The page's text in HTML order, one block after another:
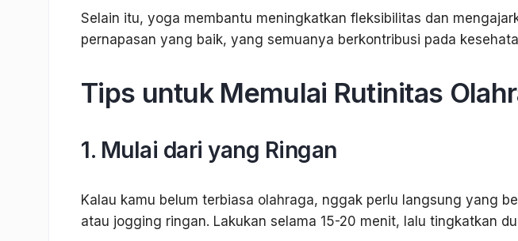
Selain itu, yoga membantu meningkatkan fleksibilitas dan
pernapasan yang baik, yang semuanya berkontribusi pada
Tips untuk Memulai Rutinitas
1. Mulai dari yang Ringan
Kalau kamu belum terbiasa olahraga, nggak perlu langsung yang
atau jogging ringan. Lakukan selama 15-20 menit, lalu tingkatkan